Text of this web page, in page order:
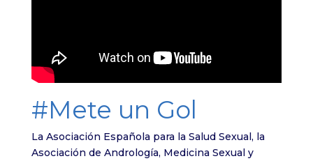
#Mete un Gol
La Asociación Española para la Salud Sexual, la
Asociación de Andrología, Medicina Sexual y